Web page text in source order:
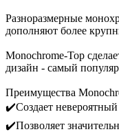
Разноразмерные
дополняют более
Monochrome-Top
дизайн - самый
Преимущества
✔️Создает
✔️Позволяет